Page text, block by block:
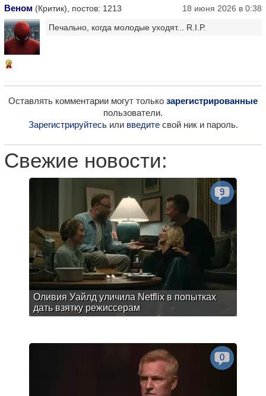
Веном (Критик), постов: 1213 18 июня 2026 в 0:38
8
Печально, когда молодые уходят... R.I.P.
Оставлять комментарии могут только зарегистрированные
пользователи.
Зарегистрируйтесьили введитесвой ник и пароль.
Свежие новости:
Оливия Уайлд уличила Netflix в попытках
дать взятку режиссерам
9
0